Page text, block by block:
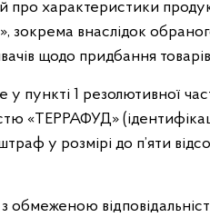
про характеристики
зокрема внаслідок
щодо придбання
пункті 1 резолютивної
«ТЕРРАФУД»
у розмірі до п’яти
обмеженою